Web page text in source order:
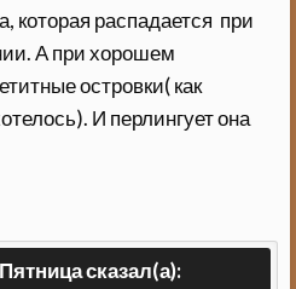
которая распадается при
А при хорошем
островки( как
И перлингует она
сказал(а):